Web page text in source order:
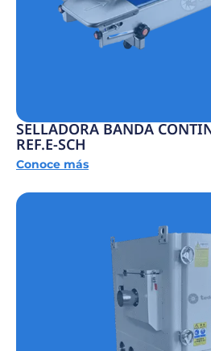
SELLADORA BANDA
REF.E-SCH
Conoce más